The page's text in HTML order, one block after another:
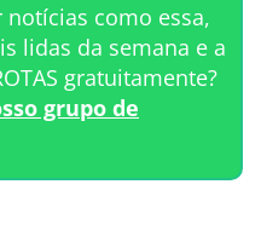
notícias como essa,
lidas da semana e a
gratuitamente?
grupo de